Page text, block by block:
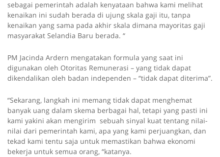
sebagai pemerintah adalah kenyataan bahwa kami melihat
kenaikan ini sudah berada di ujung skala gaji itu, tanpa
kenaikan yang sama pada akhir skala dimana mayoritas gaji
masyarakat Selandia Baru berada. “
PM Jacinda Ardern mengatakan formula yang saat ini
digunakan oleh Otoritas Remunerasi – yang tidak dapat
dikendalikan oleh badan independen – “tidak dapat diterima”.
“Sekarang, langkah ini memang tidak dapat menghemat
banyak uang dalam skema berbagai hal, tetapi yang pasti ini
kami yakini akan mengirim sebuah sinyal kuat tentang nilai-
nilai dari pemerintah kami, apa yang kami perjuangkan, dan
tekad kami tentu saja untuk memastikan bahwa ekonomi
bekerja untuk semua orang, “katanya.